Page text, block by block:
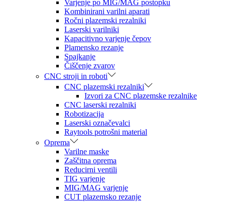
Varjenje po MIG/MAG postopku
Kombinirani varilni aparati
Ročni plazemski rezalniki
Laserski varilniki
Kapacitivno varjenje čepov
Plamensko rezanje
Spajkanje
Čiščenje zvarov
CNC stroji in roboti
CNC plazemski rezalniki
Izvori za CNC plazemske rezalnike
CNC laserski rezalniki
Robotizacija
Laserski označevalci
Raytools potrošni material
Oprema
Varilne maske
Zaščitna oprema
Reducirni ventili
TIG varjenje
MIG/MAG varjenje
CUT plazemsko rezanje